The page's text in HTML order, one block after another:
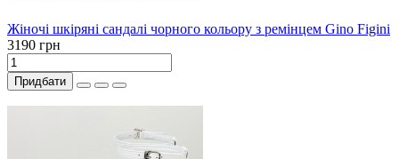
Жіночі шкіряні сандалі чорного кольору з ремінцем Gino Figini
3190 грн
Придбати